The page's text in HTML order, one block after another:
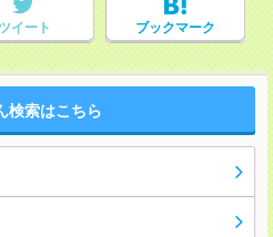
ツイート ブックマーク
検索はこちら